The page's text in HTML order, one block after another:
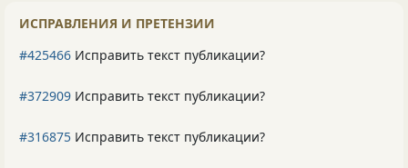
ИСПРАВЛЕНИЯ И ПРЕТЕНЗИИ
#425466 Исправить текст публикации?
#372909 Исправить текст публикации?
#316875 Исправить текст публикации?